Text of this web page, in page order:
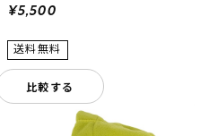
¥5,500
比較する